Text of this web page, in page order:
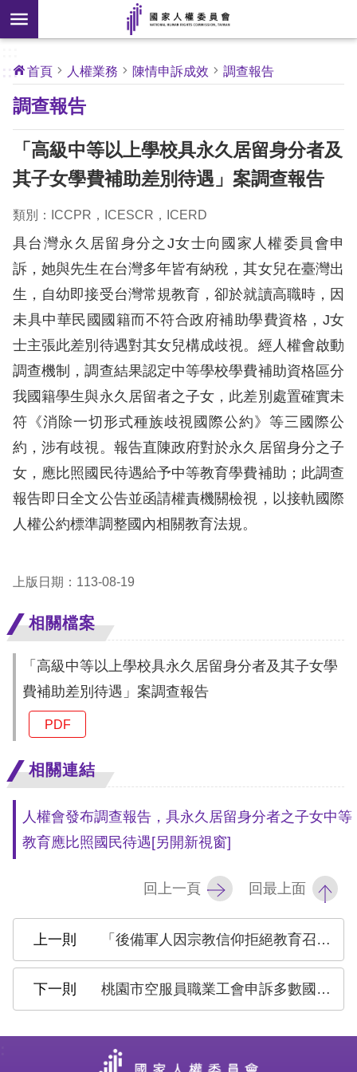
前往主要內容區塊
搜
尋
開
新
核
心
人
權
公
約
關
於
本
會
最
新
消
息
人
權
業
務
核
心
權
約
陳
申
人
權
資
料
庫
障
礙
快
捷
請
:::
首頁 人權業務 陳情申訴成效 調查報告
調查報告
「高級中等以上學校具永久居留身分者及
其子女學費補助差別待遇」案調查報告
類別：ICCPR，ICESCR，ICERD
具台灣永久居留身分之J女士向國家人權委員會申
訴，她與先生在台灣多年皆有納稅，其女兒在臺灣出
生，自幼即接受台灣常規教育，卻於就讀高職時，因
未具中華民國國籍而不符合政府補助學費資格，J女
士主張此差別待遇對其女兒構成歧視。經人權會啟動
調查機制，調查結果認定中等學校學費補助資格區分
我國籍學生與永久居留者之子女，此差別處置確實未
符《消除一切形式種族歧視國際公約》等三國際公
約，涉有歧視。報告直陳政府對於永久居留身分之子
女，應比照國民待遇給予中等教育學費補助；此調查
報告即日全文公告並函請權責機關檢視，以接軌國際
人權公約標準調整國內相關教育法規。
上版日期：113-08-19
相關檔案
「高級中等以上學校具永久居留身分者及其子女學
費補助差別待遇」案調查報告
PDF
相關連結
人權會發布調查報告，具永久居留身分者之子女中等
教育應比照國民待遇[另開新視窗]
回上一頁 回最上面
「後備軍人因宗教信仰拒絕教育召集遭判處刑罰等情」案調查報告
桃園市空服員職業工會申訴多數國籍航空公司針對女性空服 員之服儀規範似涉性別歧視等情案調查報告